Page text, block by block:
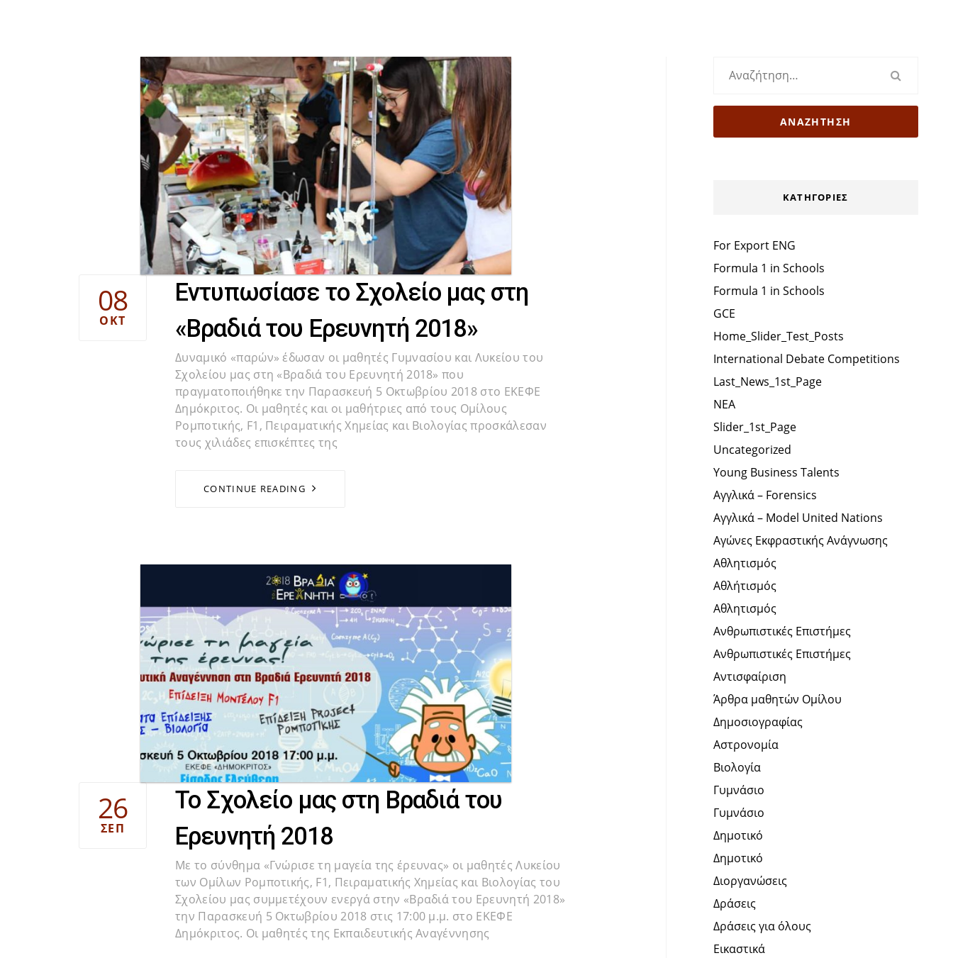
08
ΟΚΤ
Εντυπωσίασε το Σχολείο μας στη
«Βραδιά του Ερευνητή 2018»
Δυναμικό «παρών» έδωσαν οι μαθητές Γυμνασίου και Λυκείου του
Σχολείου μας στη «Βραδιά του Ερευνητή 2018» που
πραγματοποιήθηκε την Παρασκευή 5 Οκτωβρίου 2018 στο ΕΚΕΦΕ
Δημόκριτος. Οι μαθητές και οι μαθήτριες από τους Ομίλους
Ρομποτικής, F1, Πειραματικής Χημείας και Βιολογίας προσκάλεσαν
τους χιλιάδες επισκέπτες της
CONTINUE READING
26
ΣΕΠ
Το Σχολείο μας στη Βραδιά του
Ερευνητή 2018
Με το σύνθημα «Γνώρισε τη μαγεία της έρευνας» οι μαθητές Λυκείου
των Ομίλων Ρομποτικής, F1, Πειραματικής Χημείας και Βιολογίας του
Σχολείου μας συμμετέχουν ενεργά στην «Βραδιά του Ερευνητή 2018»
την Παρασκευή 5 Οκτωβρίου 2018 στις 17:00 μ.μ. στο ΕΚΕΦΕ
Δημόκριτος. Οι μαθητές της Εκπαιδευτικής Αναγέννησης
για:
KΑΤΗΓΟΡΊΕΣ
For Export ENG
Formula 1 in Schools
Formula 1 in Schools
GCE
Home_Slider_Test_Posts
International Debate Competitions
Last_News_1st_Page
NEA
Slider_1st_Page
Uncategorized
Young Business Talents
Αγγλικά – Forensics
Αγγλικά – Model United Nations
Αγώνες Εκφραστικής Ανάγνωσης
Αθλητισμός
Αθλήτισμός
Αθλητισμός
Ανθρωπιστικές Επιστήμες
Ανθρωπιστικές Επιστήμες
Αντισφαίριση
Άρθρα μαθητών Ομίλου
Δημοσιογραφίας
Αστρονομία
Βιολογία
Γυμνάσιο
Γυμνάσιο
Δημοτικό
Δημοτικό
Διοργανώσεις
Δράσεις
Δράσεις για όλους
Εικαστικά